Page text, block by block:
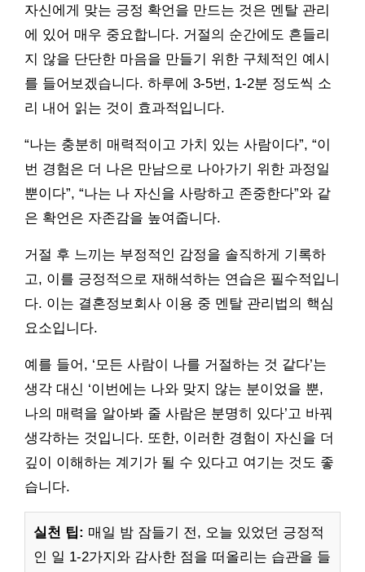
자신에게 맞는 긍정 확언을 만드는 것은 멘탈 관리
에 있어 매우 중요합니다. 거절의 순간에도 흔들리
지 않을 단단한 마음을 만들기 위한 구체적인 예시
를 들어보겠습니다. 하루에 3-5번, 1-2분 정도씩 소
리 내어 읽는 것이 효과적입니다.
“나는 충분히 매력적이고 가치 있는 사람이다”, “이
번 경험은 더 나은 만남으로 나아가기 위한 과정일
뿐이다”, “나는 나 자신을 사랑하고 존중한다”와 같
은 확언은 자존감을 높여줍니다.
거절 후 느끼는 부정적인 감정을 솔직하게 기록하
고, 이를 긍정적으로 재해석하는 연습은 필수적입니
다. 이는 결혼정보회사 이용 중 멘탈 관리법의 핵심
요소입니다.
예를 들어, ‘모든 사람이 나를 거절하는 것 같다’는
생각 대신 ‘이번에는 나와 맞지 않는 분이었을 뿐,
나의 매력을 알아봐 줄 사람은 분명히 있다’고 바꿔
생각하는 것입니다. 또한, 이러한 경험이 자신을 더
깊이 이해하는 계기가 될 수 있다고 여기는 것도 좋
습니다.
실천 팁: 매일 밤 잠들기 전, 오늘 있었던 긍정적
인 일 1-2가지와 감사한 점을 떠올리는 습관을 들